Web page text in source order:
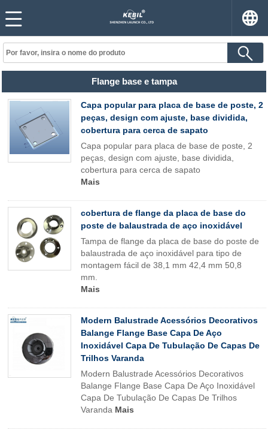
Flange base e tampa
Capa popular para placa de base de poste, 2
peças, design com ajuste, base dividida,
cobertura para cerca de sapato
Capa popular para placa de base de poste, 2
peças, design com ajuste, base dividida,
cobertura para cerca de sapato
Mais
cobertura de flange da placa de base do
poste de balaustrada de aço inoxidável
Tampa de flange da placa de base do poste de
balaustrada de aço inoxidável para tipo de
montagem fácil de 38,1 mm 42,4 mm 50,8
mm.
Mais
Modern Balustrade Acessórios Decorativos
Balange Flange Base Capa De Aço
Inoxidável Capa De Tubulação De Capas De
Trilhos Varanda
Modern Balustrade Acessórios Decorativos
Balange Flange Base Capa De Aço Inoxidável
Capa De Tubulação De Capas De Trilhos
Varanda Mais